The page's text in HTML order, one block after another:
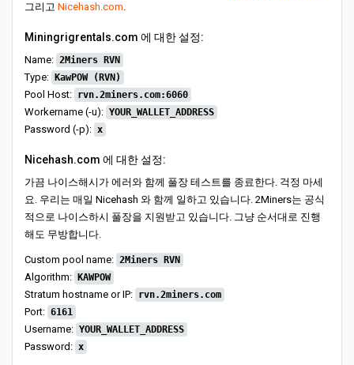
그리고 Nicehash.com.
Miningrigrentals.com 에 대한 설정:
Name: 2Miners RVN
Type: KawPOW (RVN)
Pool Host: rvn.2miners.com:6060
Workername (-u): YOUR_WALLET_ADDRESS
Password (-p): x
Nicehash.com 에 대한 설정:
가끔 나이스해시가 에러와 함께 풀장 테스트를 종료한다. 걱정 마세
요. 우리는 매일 Nicehash 와 함께 일하고 있습니다. 2Miners는 공식
적으로 나이스하시 풀장을 지원받고 있습니다. 그냥 순서대로 진행
해도 무방합니다.
Custom pool name: 2Miners RVN
Algorithm: KAWPOW
Stratum hostname or IP: rvn.2miners.com
Port: 6161
Username: YOUR_WALLET_ADDRESS
Password: x